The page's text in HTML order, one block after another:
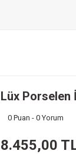
Lüx Porselen
0 Puan - 0 Yorum
8.455,00